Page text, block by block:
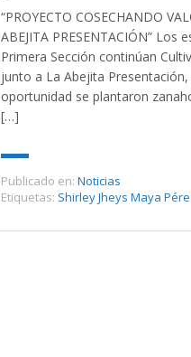
“PROYECTO COSECHANDO
ABEJITA PRESENTACIÓN” Los
Primera Sección continúan
junto a La Abejita
oportunidad se plantaron
[…]
Publicado en: Noticias
Etiquetas: Shirley Jheys Maya